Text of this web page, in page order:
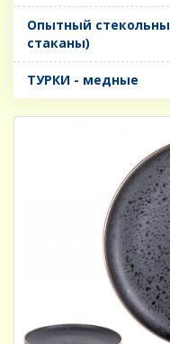
Опытный
стаканы)
ТУРКИ - медные